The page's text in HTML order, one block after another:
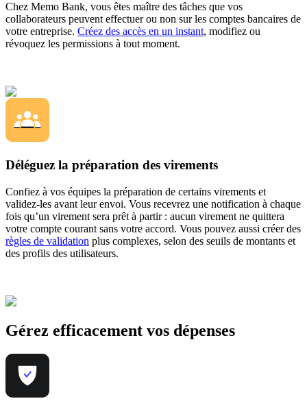
Chez Memo Bank, vous êtes maître des tâches que vos
collaborateurs peuvent effectuer ou non sur les comptes bancaires de
votre entreprise. Créez des accès en un instant, modifiez ou
révoquez les permissions à tout moment.
Déléguez la préparation des virements
Confiez à vos équipes la préparation de certains virements et
validez-les avant leur envoi. Vous recevrez une notification à chaque
fois qu’un virement sera prêt à partir : aucun virement ne quittera
votre compte courant sans votre accord. Vous pouvez aussi créer des
règles de validation plus complexes, selon des seuils de montants et
des profils des utilisateurs.
Gérez efficacement vos dépenses